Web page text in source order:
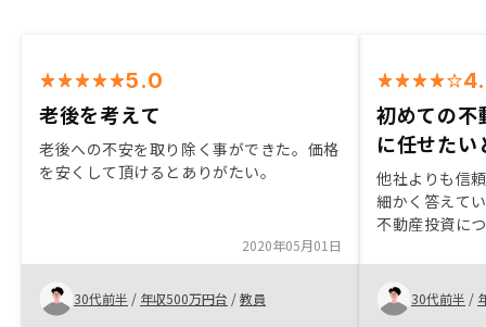
5.0
老後を考えて
老後への不安を取り除く事ができた。価格
を安くして頂けるとありがたい。
2020年05月01日
30代前半 / 年収500万円台 /教員
初めての不
に任せたい
他社よりも信
細かく答えて
不動産投資に
件についての
対する回答を
で安心感があ
30代前半 /